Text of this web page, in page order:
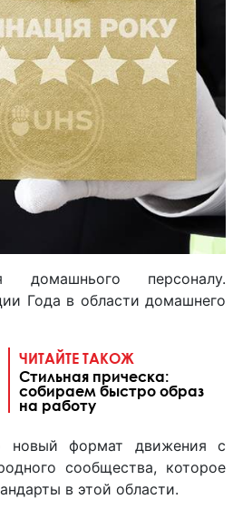
домашнього персоналу.
Года в области домашнего
ЧИТАЙТЕ ТАКОЖ
Стильная прическа:
собираем быстро образ
на работу
новый формат движения с
сообщества, которое
в этой области.